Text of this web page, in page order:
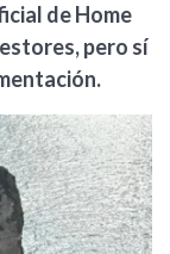
de Home
pero sí